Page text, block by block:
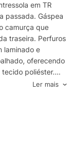
em TR
passada. Gáspea
camurça que
traseira. Perfuros
laminado e
oferecendo
tecido poliéster.
Ler mais